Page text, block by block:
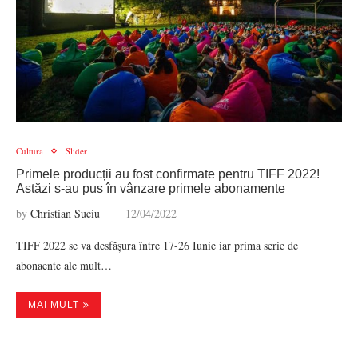
Cultura Slider
Primele producții au fost confirmate pentru TIFF 2022!
Astăzi s-au pus în vânzare primele abonamente
by Christian Suciu 12/04/2022
TIFF 2022 se va desfășura între 17-26 Iunie iar prima serie de
abonaente ale mult…
MAI MULT